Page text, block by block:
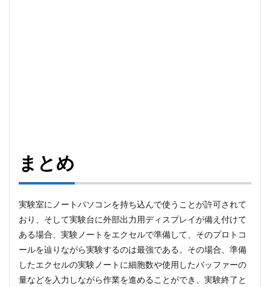
まとめ
実験室にノートパソコンを持ち込んで使うことが許可されて
おり、そして実験台に外部出力用ディスプレイが備え付けて
ある場合、実験ノートをエクセルで準備して、そのプロトコ
ールを辿りながら実験するのは最強である。その場合、準備
したエクセルの実験ノートに細胞数や使用したバッファーの
量などを入力しながら作業を進めることができ、実験終了と